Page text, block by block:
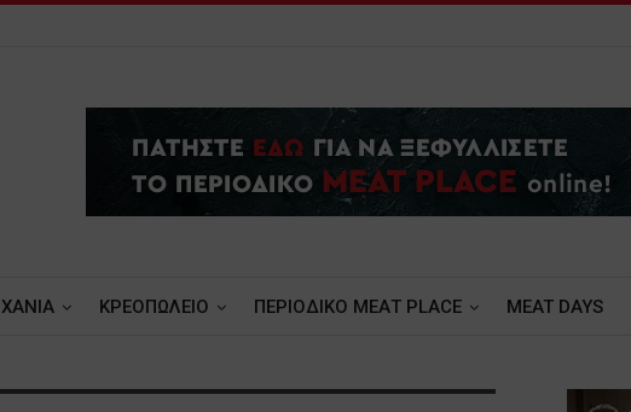
ΚΡΕΟΠΩΛΕΙΟ ΠΕΡΙΟΔΙΚΟ ΜΕΑΤ PLACE MEAT DAYS